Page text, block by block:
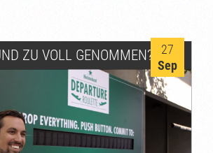
ZU VOLL GENOMMEN?
27
Sep